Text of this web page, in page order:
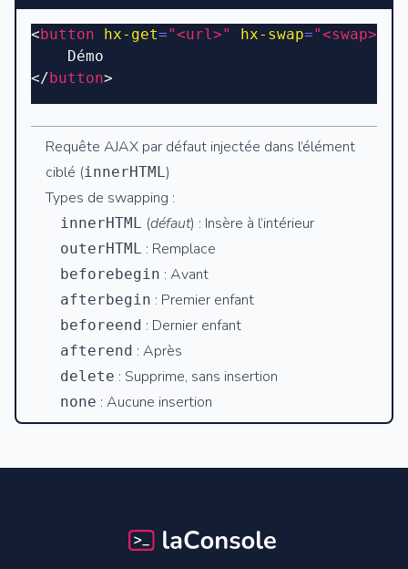
<button hx-get="<url>" hx-swap="<swap>"
	Démo
</button>
Requête AJAX par défaut injectée dans l’élément
ciblé (innerHTML)
Types de swapping :
innerHTML (défaut) : Insère à l’intérieur
outerHTML : Remplace
beforebegin : Avant
afterbegin : Premier enfant
beforeend : Dernier enfant
afterend : Après
delete : Supprime, sans insertion
none : Aucune insertion